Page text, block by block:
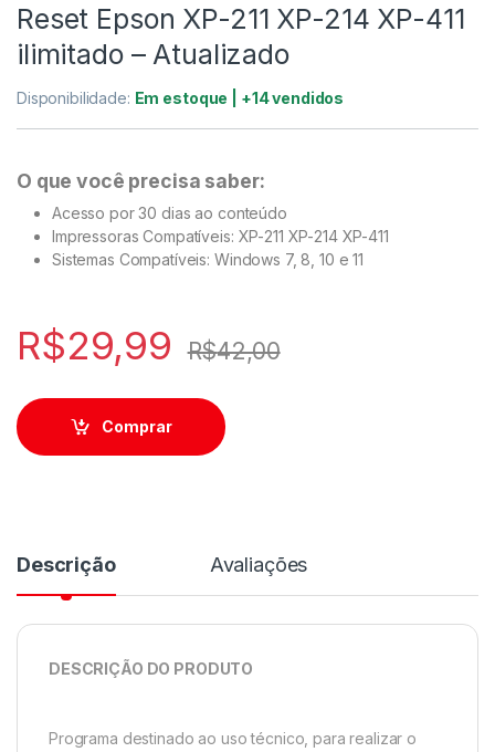
Reset Epson XP-211 XP-214 XP-411
ilimitado – Atualizado
Disponibilidade: Em estoque | +14 vendidos
O que você precisa saber:
Acesso por 30 dias ao conteúdo
Impressoras Compatíveis: XP-211 XP-214 XP-411
Sistemas Compatíveis: Windows 7, 8, 10 e 11
R$29,99 R$42,00
Comprar
Descrição Avaliações
DESCRIÇÃO DO PRODUTO
Programa destinado ao uso técnico, para realizar o